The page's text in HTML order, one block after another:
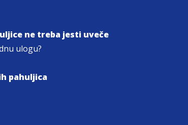
ne treba jesti uveče
ulogu?
pahuljica